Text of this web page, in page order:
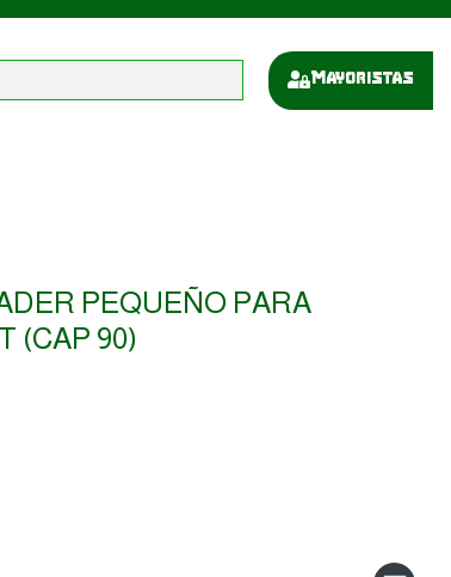
Mayoristas
PEQUEÑO PARA
(CAP 90)